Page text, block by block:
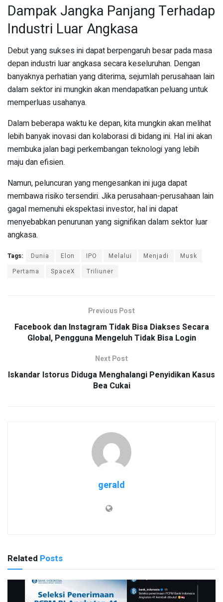
Dampak Jangka Panjang Terhadap
Industri Luar Angkasa
Debut yang sukses ini dapat berpengaruh besar pada masa
depan industri luar angkasa secara keseluruhan. Dengan
banyaknya perhatian yang diterima, sejumlah perusahaan lain
dalam sektor ini mungkin akan mendapatkan peluang untuk
memperluas usahanya.
Dalam beberapa waktu ke depan, kita mungkin akan melihat
lebih banyak inovasi dan kolaborasi di bidang ini. Hal ini akan
membuka jalan bagi perkembangan teknologi yang lebih
maju dan efisien.
Namun, peluncuran yang mengesankan ini juga dapat
membawa risiko tersendiri. Jika perusahaan-perusahaan lain
gagal memenuhi ekspektasi investor, hal ini dapat
menyebabkan penurunan yang signifikan dalam sektor luar
angkasa.
Tags: Dunia Elon IPO Melalui Menjadi
Musk
Pertama
SpaceX Triliuner
Previous Post
Facebook dan Instagram Tidak Bisa Diakses Secara
Global, Pengguna Mengeluh Tidak Bisa Login
Next Post
Iskandar Istorus Diduga Menghalangi Penyidikan Kasus
Bea Cukai
gerald
Related Posts